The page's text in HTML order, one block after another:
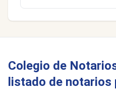
Colegio de
listado de notarios